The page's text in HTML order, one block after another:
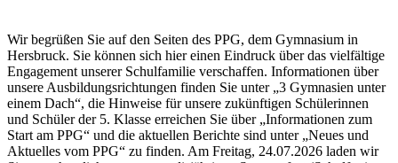
Wir begrüßen Sie auf den Seiten des PPG, dem Gymnasium in
Hersbruck. Sie können sich hier einen Eindruck über das vielfältige
Engagement unserer Schulfamilie verschaffen. Informationen über
unsere Ausbildungsrichtungen finden Sie unter „3 Gymnasien unter
einem Dach“, die Hinweise für unsere zukünftigen Schülerinnen
und Schüler der 5. Klasse erreichen Sie über „Informationen zum
Start am PPG“ und die aktuellen Berichte sind unter „Neues und
Aktuelles vom PPG“ zu finden. Am Freitag, 24.07.2026 laden wir